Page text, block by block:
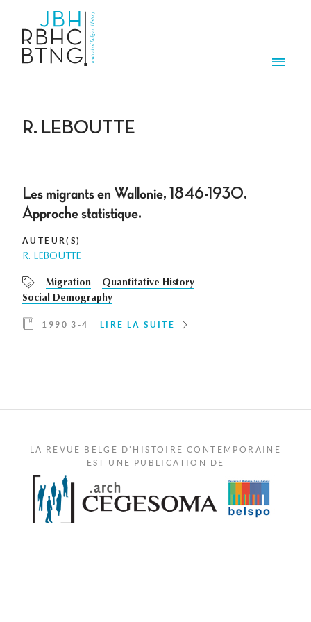
R. LEBOUTTE
Les migrants en Wallonie, 1846-1930.
Approche statistique.
AUTEUR(S)
R. LEBOUTTE
Migration
Quantitative History
Social Demography
1990 3-4 LIRE LA SUITE
LA REVUE BELGE D'HISTOIRE CONTEMPORAINE
EST UNE PUBLICATION DE